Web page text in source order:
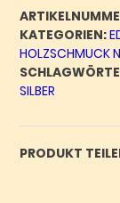
-
Unikat
Nr.
183
Menge
KATEGORIEN:
HOLZSCHMUCK
SILBER
PRODUKT